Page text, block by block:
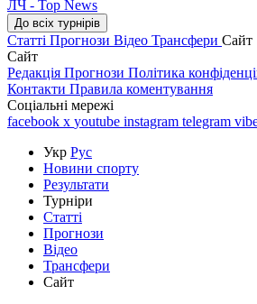
ЛЧ - Top News
До всіх турнірів
Статті Прогнози Відео Трансфери Сайт
Сайт
Редакція Прогнози Політика
Контакти Правила коментування
Соціальні мережі
facebook x youtube instagram telegram
Укр Рус
Новини спорту
Результати
Турніри
Статті
Прогнози
Відео
Трансфери
Сайт